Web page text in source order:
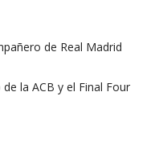
de Real Madrid
la ACB y el Final Four